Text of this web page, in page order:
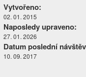
Vytvořeno:
02. 01. 2015
Naposledy upraveno:
27. 01. 2026
Datum poslední
10. 09. 2017